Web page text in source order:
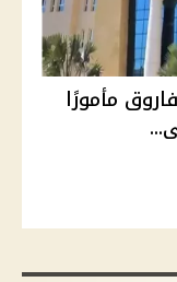
مأمورًا